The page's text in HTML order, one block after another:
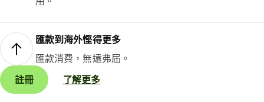
匯款到海外慳得更多
匯款消費，無遠弗屆。
註冊
了解更多